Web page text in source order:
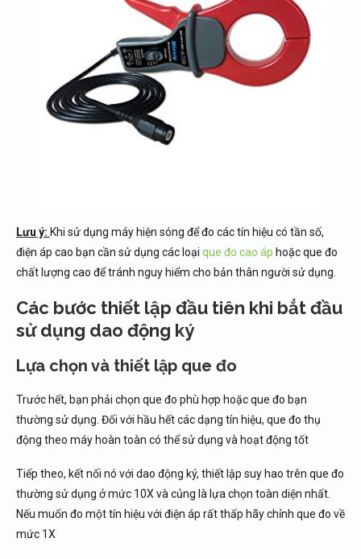
Lưu ý: Khi sử dụng máy hiện sóng để đo các tín hiệu có tần số,
điện áp cao bạn cần sử dụng các loại que đo cao áp hoặc que đo
chất lượng cao để tránh nguy hiểm cho bản thân người sử dụng.
Các bước thiết lập đầu tiên khi bắt đầu
sử dụng dao động ký
Lựa chọn và thiết lập que đo
Trước hết, bạn phải chọn que đo phù hợp hoặc que đo bạn
thường sử dụng. Đối với hầu hết các dạng tín hiệu, que đo thụ
động theo máy hoàn toàn có thể sử dụng và hoạt động tốt
Tiếp theo, kết nối nó với dao động ký, thiết lập suy hao trên que đo
thường sử dụng ở mức 10X và củng là lựa chọn toàn diện nhất.
Nếu muốn đo một tín hiệu với điện áp rất thấp hãy chỉnh que đo về
mức 1X